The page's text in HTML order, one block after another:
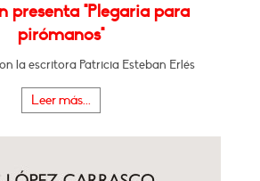
presenta "Plegaria para
pirómanos"
la escritora Patricia Esteban Erlés
Leer más...